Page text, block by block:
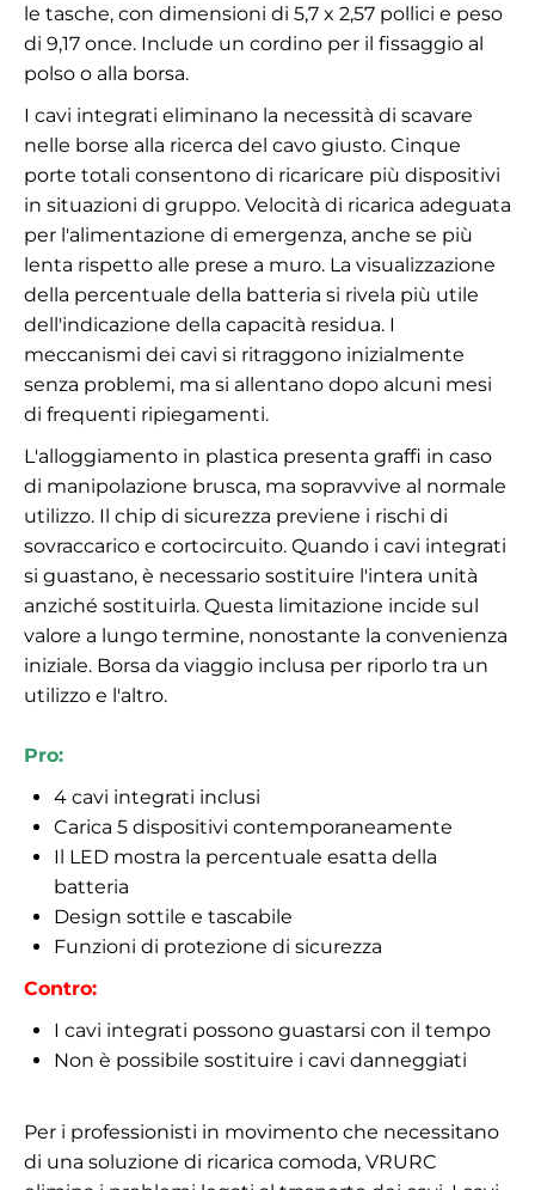
le tasche, con dimensioni di 5,7 x 2,57 pollici e peso
di 9,17 once. Include un cordino per il fissaggio al
polso o alla borsa.
I cavi integrati eliminano la necessità di scavare
nelle borse alla ricerca del cavo giusto. Cinque
porte totali consentono di ricaricare più dispositivi
in situazioni di gruppo. Velocità di ricarica adeguata
per l'alimentazione di emergenza, anche se più
lenta rispetto alle prese a muro. La visualizzazione
della percentuale della batteria si rivela più utile
dell'indicazione della capacità residua. I
meccanismi dei cavi si ritraggono inizialmente
senza problemi, ma si allentano dopo alcuni mesi
di frequenti ripiegamenti.
L'alloggiamento in plastica presenta graffi in caso
di manipolazione brusca, ma sopravvive al normale
utilizzo. Il chip di sicurezza previene i rischi di
sovraccarico e cortocircuito. Quando i cavi integrati
si guastano, è necessario sostituire l'intera unità
anziché sostituirla. Questa limitazione incide sul
valore a lungo termine, nonostante la convenienza
iniziale. Borsa da viaggio inclusa per riporlo tra un
utilizzo e l'altro.
Pro:
4 cavi integrati inclusi
Carica 5 dispositivi contemporaneamente
Il LED mostra la percentuale esatta della
batteria
Design sottile e tascabile
Funzioni di protezione di sicurezza
Contro:
I cavi integrati possono guastarsi con il tempo
Non è possibile sostituire i cavi danneggiati
Per i professionisti in movimento che necessitano
di una soluzione di ricarica comoda, VRURC